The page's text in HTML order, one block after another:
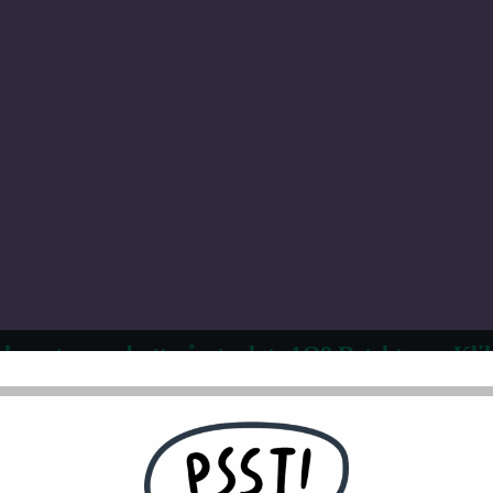
kvantumsrabatt på utvalgte 1Q8 Detektorer.